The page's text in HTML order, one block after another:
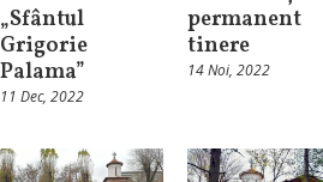
„Sfântul
Grigorie
Palama”
11 Dec, 2022
permanent
tinere
14 Noi, 2022